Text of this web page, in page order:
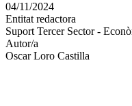
altres
xarxes
socials
04/11/2024
Entitat redactora
Suport Tercer Sector -
Autor/a
Oscar Loro Castilla